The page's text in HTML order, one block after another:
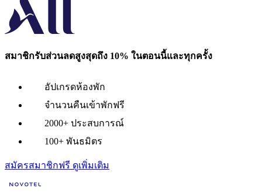
สมาชิกรับส่วนลดสูงสุดถึง 10% ในตอนนี้และทุกครั้ง
อัปเกรดห้องพัก
จำนวนคืนเข้าพักฟรี
2000+ ประสบการณ์
100+ พันธมิตร
สมัครสมาชิกฟรี ดูเพิ่มเติม